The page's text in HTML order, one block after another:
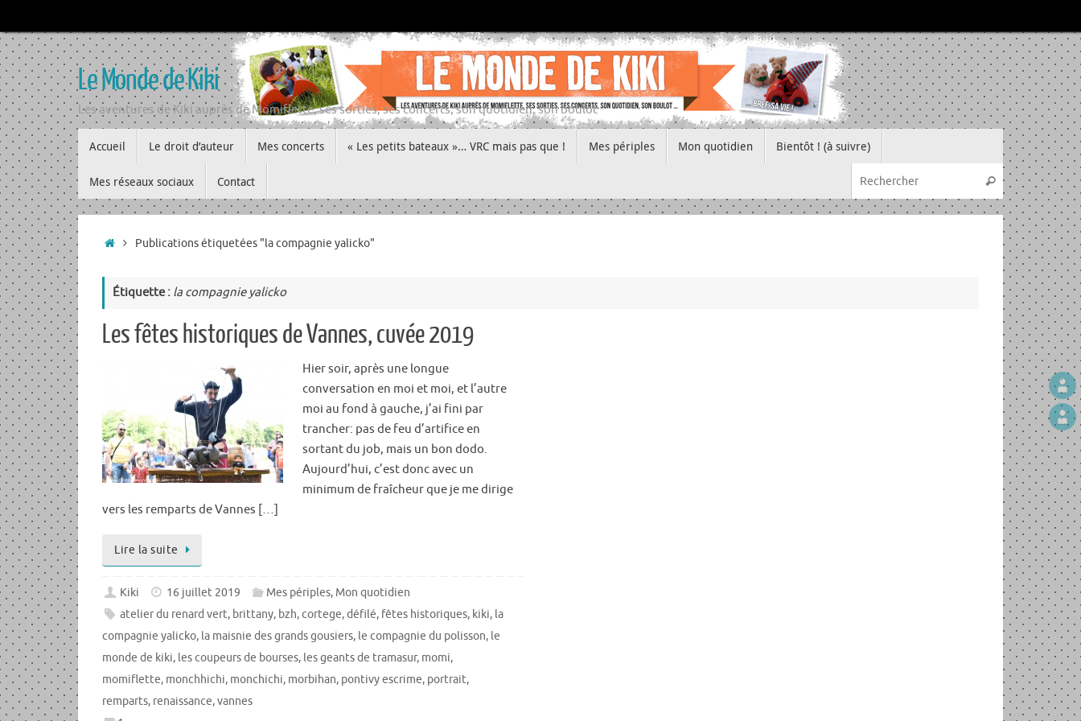
au
contenu
Le Monde de Kiki
Les aventures de Kiki auprès de Momiflette, ses sorties, ses concerts, son quotidien, son boulot
au
contenu
Accueil Le droit d’auteur Mes concerts « Les petits bateaux »… VRC mais pas que ! Mes périples Mon quotidien Bientôt ! (à suivre)
Mes réseaux sociaux Contact
Recherche
Rechercher
Accueil
Publications étiquetées "la compagnie yalicko"
Étiquette : la compagnie yalicko
Les fêtes historiques de Vannes, cuvée 2019
Hier soir, après une longue
conversation en moi et moi, et l’autre
moi au fond à gauche, j’ai fini par
trancher: pas de feu d’artifice en
sortant du job, mais un bon dodo.
Aujourd’hui, c’est donc avec un
minimum de fraîcheur que je me dirige
vers les remparts de Vannes […]
Lire la suite
Kiki 16 juillet 2019 Mes périples, Mon quotidien
atelier du renard vert, brittany, bzh,cortege,défilé, fêtes historiques, kiki, la
compagnie yalicko, la maisnie des grands gousiers, le compagnie du polisson, le
monde de kiki, les coupeurs de bourses, les geants de tramasur, momi,
momiflette, monchhichi, monchichi, morbihan, pontivy escrime, portrait,
remparts, renaissance,vannes